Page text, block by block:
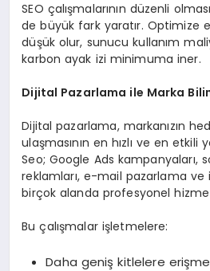
SEO çalışmalarının düzenli
de büyük fark yaratır. Optimize
düşük olur, sunucu kullanım
karbon ayak izi minimuma iner.
Dijital Pazarlama ile Marka
Dijital pazarlama, markanızın
ulaşmasının en hızlı ve en etkili
Seo; Google Ads kampanyaları,
reklamları, e-mail pazarlama
birçok alanda profesyonel
Bu çalışmalar işletmelere:
Daha geniş kitlelere erişme